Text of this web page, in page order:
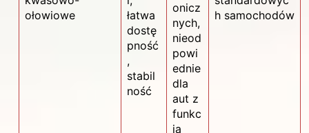
ołowiowe
łatwa
dostę
pność
,
stabil
ność
onicz
nych,
nieod
powi
ednie
dla
aut z
funkc
ją
h samochodów